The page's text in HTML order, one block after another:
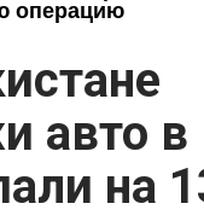
авто в
на